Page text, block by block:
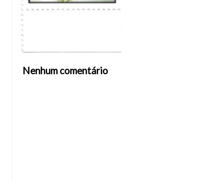
Nenhum comentário